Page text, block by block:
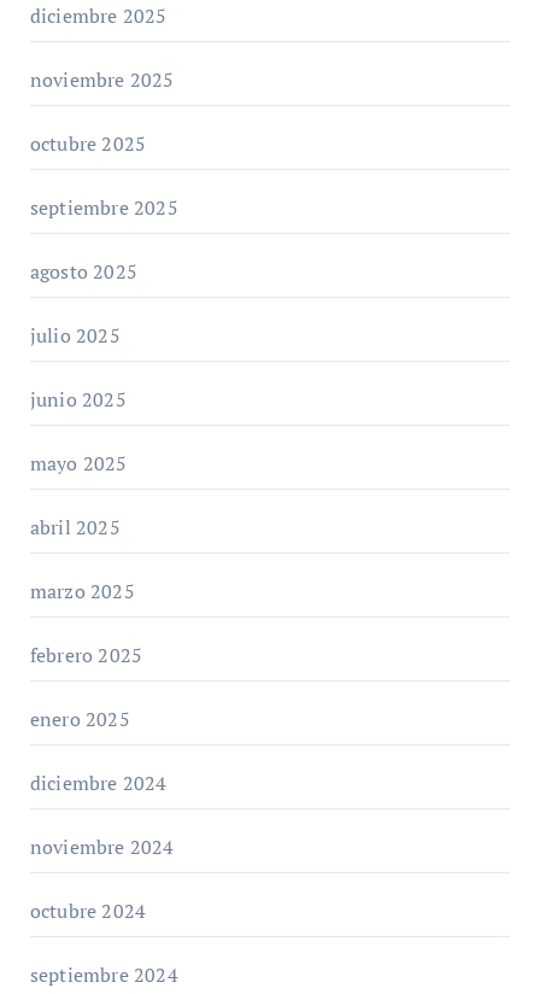
diciembre 2025
noviembre 2025
octubre 2025
septiembre 2025
agosto 2025
julio 2025
junio 2025
mayo 2025
abril 2025
marzo 2025
febrero 2025
enero 2025
diciembre 2024
noviembre 2024
octubre 2024
septiembre 2024